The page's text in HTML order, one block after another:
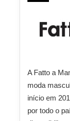
A Fatto a
moda
início em
por todo o